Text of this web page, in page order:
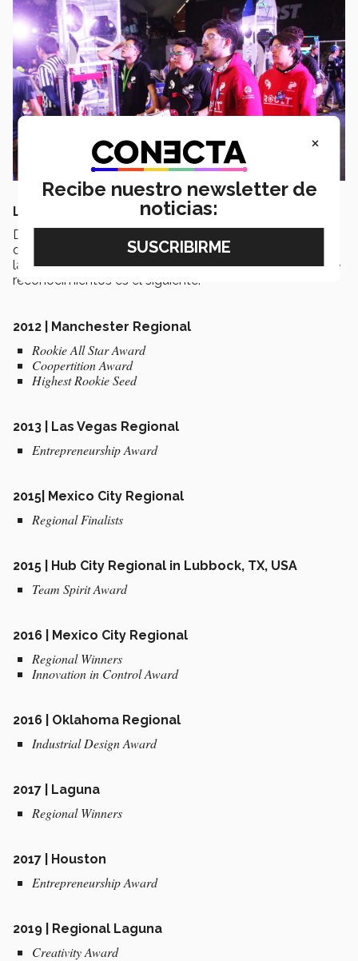
LOS LOGROS DE ROULT
Durante los 8 años de historia ROULT ha participado en
diferentes regionales tanto en Estados Unidos como en
la Ciudad de México, Monterrey y Laguna. El historial de
reconocimientos es el siguiente.
2012 | Manchester Regional
Rookie All Star Award
Coopertition Award
Highest Rookie Seed
2013 | Las Vegas Regional
Entrepreneurship Award
2015| Mexico City Regional
Regional Finalists
2015 | Hub City Regional in Lubbock, TX, USA
Team Spirit Award
2016 | Mexico City Regional
Regional Winners
Innovation in Control Award
2016 | Oklahoma Regional
Industrial Design Award
2017 | Laguna
Regional Winners
2017 | Houston
Entrepreneurship Award
2019 | Regional Laguna
Creativity Award
×
Recibe nuestro newsletter de
noticias: